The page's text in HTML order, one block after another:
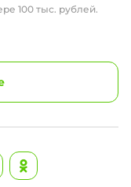
100 тыс. рублей.